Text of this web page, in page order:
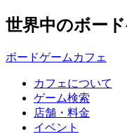
世界中のボー
ボードゲームカフェ
カフェについて
ゲーム検索
店舗・料金
イベント